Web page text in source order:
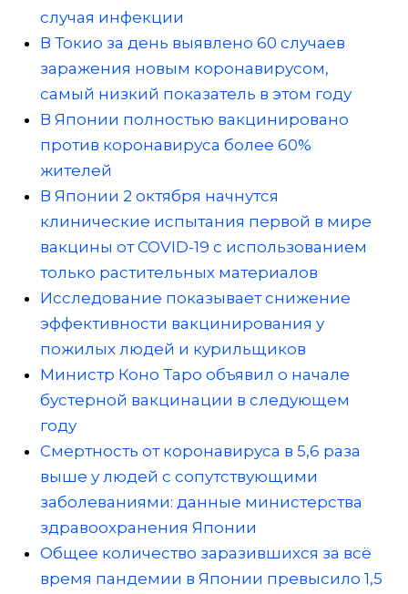
случая инфекции
В Токио за день выявлено 60 случаев
заражения новым коронавирусом,
самый низкий показатель в этом году
В Японии полностью вакцинировано
против коронавируса более 60%
жителей
В Японии 2 октября начнутся
клинические испытания первой в мире
вакцины от COVID-19 с использованием
только растительных материалов
Исследование показывает снижение
эффективности вакцинирования у
пожилых людей и курильщиков
Министр Коно Таро объявил о начале
бустерной вакцинации в следующем
году
Смертность от коронавируса в 5,6 раза
выше у людей с сопутствующими
заболеваниями: данные министерства
здравоохранения Японии
Общее количество заразившихся за всё
время пандемии в Японии превысило 1,5